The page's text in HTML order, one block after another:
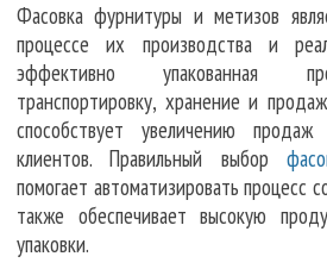
Фасовка фурнитуры и метизов
процессе их производства и
эффективно упакованная
транспортировку, хранение и
способствует увеличению
клиентов. Правильный выбор
помогает автоматизировать процесс
также обеспечивает высокую
упаковки.